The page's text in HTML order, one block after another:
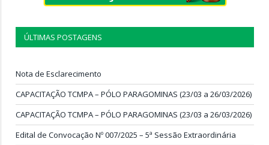
ÚLTIMAS POSTAGENS
Nota de Esclarecimento
CAPACITAÇÃO TCMPA – PÓLO PARAGOMINAS (23/03 a 26/03/2026)
CAPACITAÇÃO TCMPA – PÓLO PARAGOMINAS (23/03 a 26/03/2026)
Edital de Convocação Nº 007/2025 – 5ª Sessão Extraordinária